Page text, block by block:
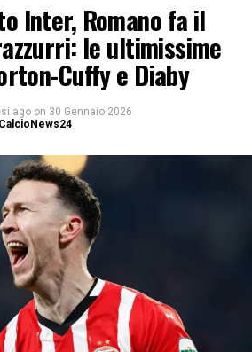
Inter, Romano fa il
le ultimissime
Cuffy e Diaby
ago on 30 Gennaio 2026